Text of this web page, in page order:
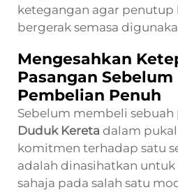
ketegangan agar penutup
bergerak semasa
Mengesahkan
Pasangan
Pembelian Penuh
Sebelum membeli sebuah
Duduk Kereta dalam
komitmen terhadap satu
adalah dinasihatkan
sahaja pada salah satu